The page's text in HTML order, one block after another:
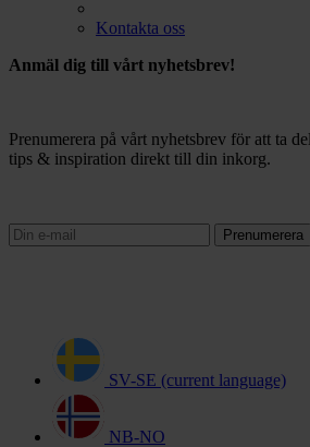
Kontakta oss
Anmäl dig till vårt nyhetsbrev!
Prenumerera på vårt nyhetsbrev för att ta
tips & inspiration direkt till din inkorg.
Prenumerera
SV-SE (current language)
NB-NO